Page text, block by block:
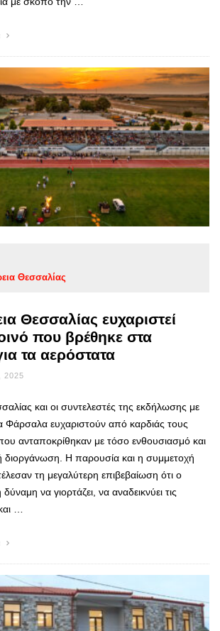
Θεσσαλίας
Θεσσαλίας ευχαριστεί
που βρέθηκε στα
τα αερόστατα
2025
και οι συντελεστές της εκδήλωσης με
Φάρσαλα ευχαριστούν από καρδιάς τους
που ανταποκρίθηκαν με τόσο ενθουσιασμό και
διοργάνωση. Η παρουσία και η συμμετοχή
τη μεγαλύτερη επιβεβαίωση ότι ο
να γιορτάζει, να αναδεικνύει τις
…